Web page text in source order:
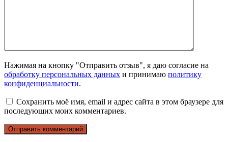
Нажимая на кнопку "Отправить отзыв", я даю согласие на
обработку персональных данных и принимаю политику
конфиденциальности.
Сохранить моё имя, email и адрес сайта в этом браузере для
последующих моих комментариев.